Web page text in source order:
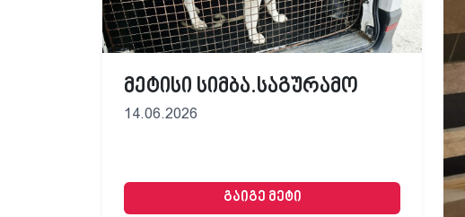
მეტისი სიმბა.საგურამო
14.06.2026
გაიგე მეტი